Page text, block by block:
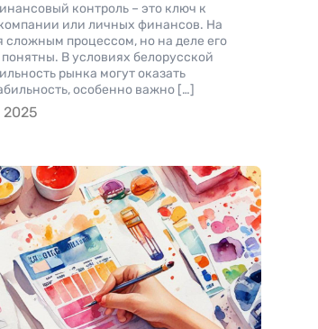
контроль – это ключ к
или личных финансов. На
сложным процессом, но на деле его
В условиях белорусской
рынка могут оказать
особенно важно […]
2025